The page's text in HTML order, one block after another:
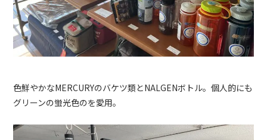
色鮮やかなMERCURYのバケツ類とNALGENボトル。個人的にも
グリーンの蛍光色のを愛用。